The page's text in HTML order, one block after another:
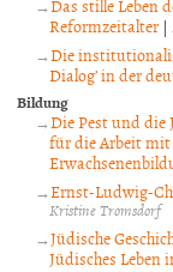
Das stille Leben
Reformzeitalter |
Die
Dialog’ in der
Bildung
Die Pest und die
für die Arbeit mit
Ernst-Ludwig-
Kristine Tromsdorf
Jüdische
Jüdisches Leben